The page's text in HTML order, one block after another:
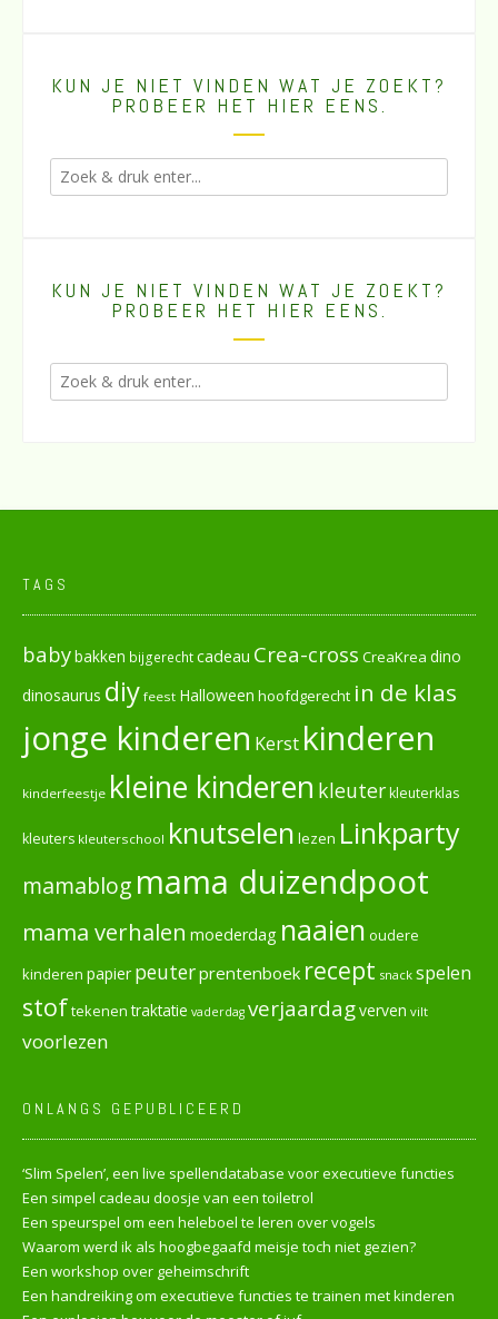
KUN JE NIET VINDEN WAT JE ZOEKT?
PROBEER HET HIER EENS.
KUN JE NIET VINDEN WAT JE ZOEKT?
PROBEER HET HIER EENS.
TAGS
babybakken bijgerechtcadeau Crea-cross CreaKrea dino
dinosaurus diy feest Halloween hoofdgerecht in de klas
jonge kinderen Kerst kinderen
kinderfeestje kleine kinderen kleuterkleuterklas
kleuters kleuterschool knutselen lezen Linkparty
mamablog mama duizendpoot
mama verhalen moederdag naaien oudere
kinderen papier peuterprentenboek recept snack spelen
stoftekenen traktatie vaderdag verjaardagverven vilt
voorlezen
ONLANGS GEPUBLICEERD
‘Slim Spelen’, een live spellendatabase voor executieve functies
Een simpel cadeau doosje van een toiletrol
Een speurspel om een heleboel te leren over vogels
Waarom werd ik als hoogbegaafd meisje toch niet gezien?
Een workshop over geheimschrift
Een handreiking om executieve functies te trainen met kinderen